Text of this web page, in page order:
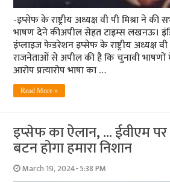
-इप्सेफ के राष्ट्रीय अध्यक्ष वी पी मिश्रा ने की
भाषण देने कीअपील सेहत टाइम्स लखनऊ।
इंप्लाइज फेडरेशन इप्सेफ के राष्ट्रीय अध्यक्ष वी
राजनेताओं से अपील की है कि चुनावी
आरोप प्रत्यारोप भाषा का …
Read More »
इप्सेफ का ऐलान, … ईवीएम
बटन होगा हमारा निशान
March 19, 2024- 5:38 PM